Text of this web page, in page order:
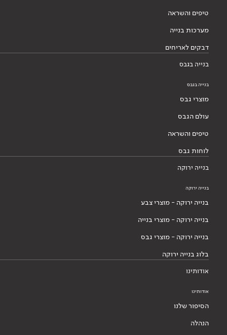
טיפים והשראה
מערכות בנייה
דבקים לאריחים
בנייה בגבס
בנייה בגבס
מוצרי גבס
עולם הגבס
טיפים והשראה
לוחות גבס
בנייה ירוקה
בנייה ירוקה
בנייה ירוקה - מוצרי צבע
בנייה ירוקה - מוצרי בנייה
בנייה ירוקה - מוצרי גבס
בלוג בנייה ירוקה
אודותינו
אודותינו
הסיפור שלנו
הנהלה